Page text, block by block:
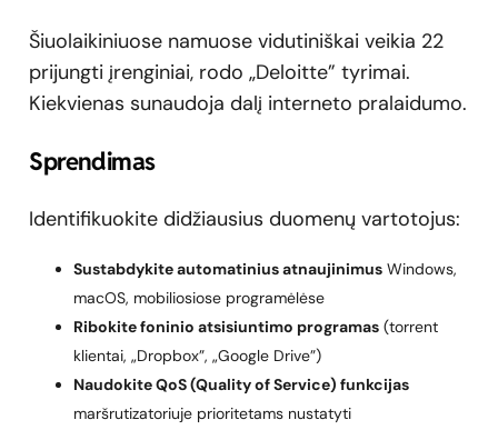
Šiuolaikiniuose namuose vidutiniškai veikia 22
prijungti įrenginiai, rodo „Deloitte” tyrimai.
Kiekvienas sunaudoja dalį interneto pralaidumo.
Sprendimas
Identifikuokite didžiausius duomenų vartotojus:
Sustabdykite automatinius atnaujinimus Windows,
macOS, mobiliosiose programėlėse
Ribokite foninio atsisiuntimo programas (torrent
klientai, „Dropbox”, „Google Drive”)
Naudokite QoS (Quality of Service) funkcijas
maršrutizatoriuje prioritetams nustatyti